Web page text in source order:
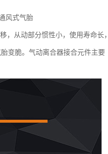
风式气胎
，从动部分惯性小，使用寿命长，
变脆。气动离合器接合元件主要